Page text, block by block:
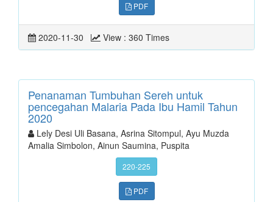
PDF
2020-11-30 View : 360 Times
Penanaman Tumbuhan Sereh untuk
pencegahan Malaria Pada Ibu Hamil Tahun
2020
Lely Desi Uli Basana, Asrina Sitompul, Ayu Muzda
Amalia Simbolon, Ainun Saumina, Puspita
220-225
PDF